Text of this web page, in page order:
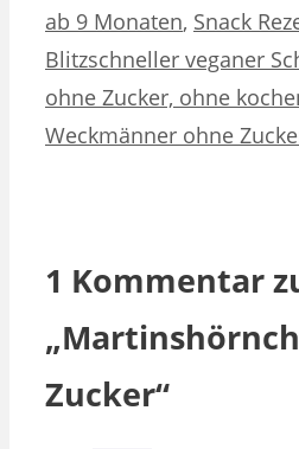
ab 9 Monaten, Snack
Blitzschneller veganer
ohne Zucker, ohne
Weckmänner ohne
1 Kommentar
Zucker“